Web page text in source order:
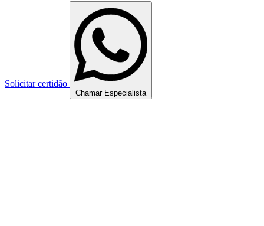
Solicitar certidão
Chamar Especialista